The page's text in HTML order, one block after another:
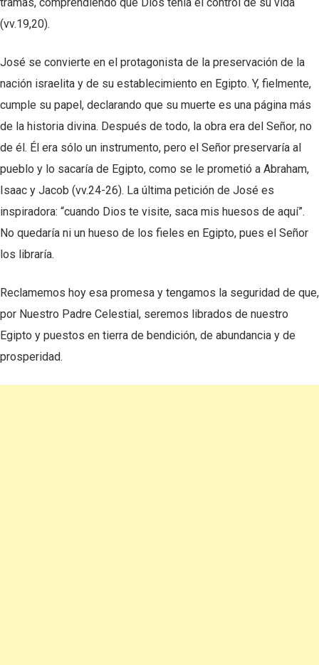
(vv.19,20).
José se convierte en el protagonista de la preservación de la
nación israelita y de su establecimiento en Egipto. Y, fielmente,
cumple su papel, declarando que su muerte es una página más
de la historia divina. Después de todo, la obra era del Señor, no
de él. Él era sólo un instrumento, pero el Señor preservaría al
pueblo y lo sacaría de Egipto, como se le prometió a Abraham,
Isaac y Jacob (vv.24-26). La última petición de José es
inspiradora: “cuando Dios te visite, saca mis huesos de aquí”.
No quedaría ni un hueso de los fieles en Egipto, pues el Señor
los libraría.
Reclamemos hoy esa promesa y tengamos la seguridad de que,
por Nuestro Padre Celestial, seremos librados de nuestro
Egipto y puestos en tierra de bendición, de abundancia y de
prosperidad.